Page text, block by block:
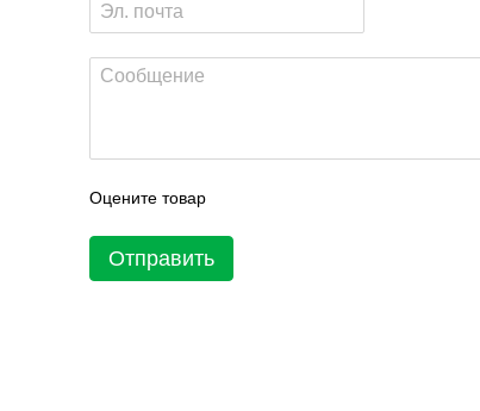
Оцените товар
Отправить